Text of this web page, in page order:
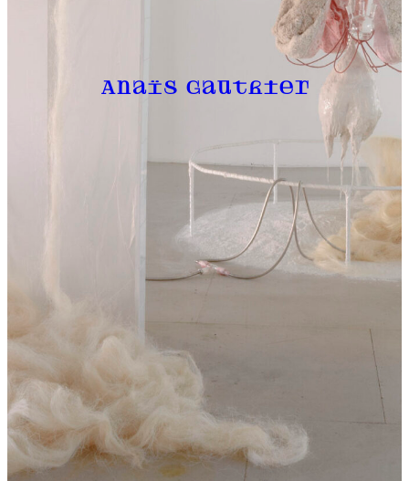
Anaïs Gauthier